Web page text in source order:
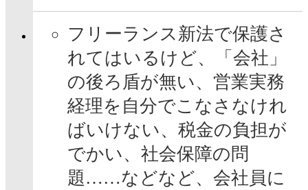
フリーランス新法で保護さ
れてはいるけど、「会社」
の後ろ盾が無い、営業実務
経理を自分でこなさなけれ
ばいけない、税金の負担が
でかい、社会保障の問
題……などなど、会社員に